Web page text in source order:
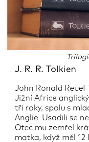
J. R. R. Tolkien
John Ronald Reuel
Jižní Africe
tři roky, spolu s
Anglie. Usadili se
Otec mu zemřel
matka, když měl